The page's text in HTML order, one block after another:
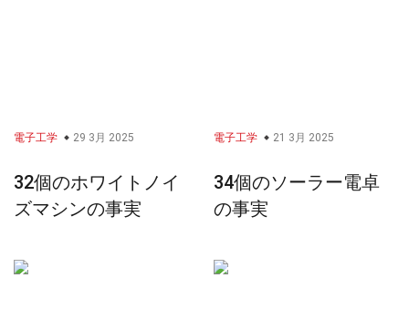
電子工学 29 3月 2025
32個のホワイトノイ
ズマシンの事実
電子工学 21 3月 2025
34個のソーラー電卓
の事実